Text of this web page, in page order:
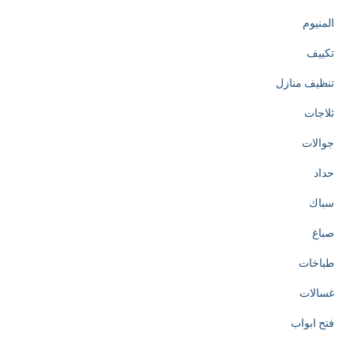
المنيوم
تكييف
تنظيف منازل
ثلاجات
جوالات
حداد
سباك
صباغ
طباخات
غسالات
فتح ابواب